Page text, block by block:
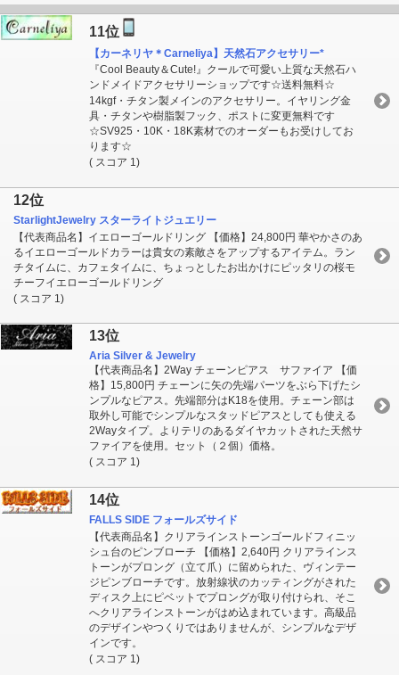
11位
【カーネリヤ＊Carneliya】天然石アクセサリー*
『Cool Beauty＆Cute!』クールで可愛い上質な天然石ハ
ンドメイドアクセサリーショップです☆送料無料☆
14kgf・チタン製メインのアクセサリー。イヤリング金
具・チタンや樹脂製フック、ポストに変更無料です
☆SV925・10K・18K素材でのオーダーもお受けしてお
ります☆
( スコア 1)
12位
StarlightJewelry スターライトジュエリー
【代表商品名】イエローゴールドリング 【価格】24,800円 華やかさのあ
るイエローゴールドカラーは貴女の素敵さをアップするアイテム。ラン
チタイムに、カフェタイムに、ちょっとしたお出かけにピッタリの桜モ
チーフイエローゴールドリング
( スコア 1)
13位
Aria Silver & Jewelry
【代表商品名】2Way チェーンピアス サファイア 【価
格】15,800円 チェーンに矢の先端パーツをぶら下げたシ
ンプルなピアス。先端部分はK18を使用。チェーン部は
取外し可能でシンプルなスタッドピアスとしても使える
2Wayタイプ。よりテリのあるダイヤカットされた天然サ
ファイアを使用。セット（２個）価格。
( スコア 1)
14位
FALLS SIDE フォールズサイド
【代表商品名】クリアラインストーンゴールドフィニッ
シュ台のピンブローチ 【価格】2,640円 クリアラインス
トーンがプロング（立て爪）に留められた、ヴィンテー
ジピンブローチです。放射線状のカッティングがされた
ディスク上にピベットでプロングが取り付けられ、そこ
へクリアラインストーンがはめ込まれています。高級品
のデザインやつくりではありませんが、シンプルなデザ
インです。
( スコア 1)